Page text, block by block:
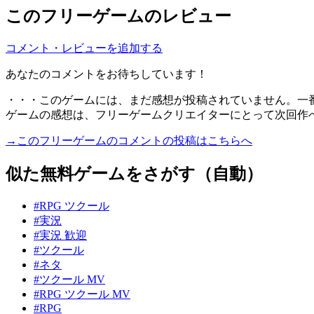
このフリーゲームのレビュー
コメント・レビューを追加する
あなたのコメントをお待ちしています！
・・・このゲームには、まだ感想が投稿されていません。
ゲームの感想は、フリーゲームクリエイターにとって次回作
→このフリーゲームのコメントの投稿はこちらへ
似た無料ゲームをさがす（自動）
#RPG ツクール
#実況
#実況 歓迎
#ツクール
#ネタ
#ツクール MV
#RPG ツクール MV
#RPG